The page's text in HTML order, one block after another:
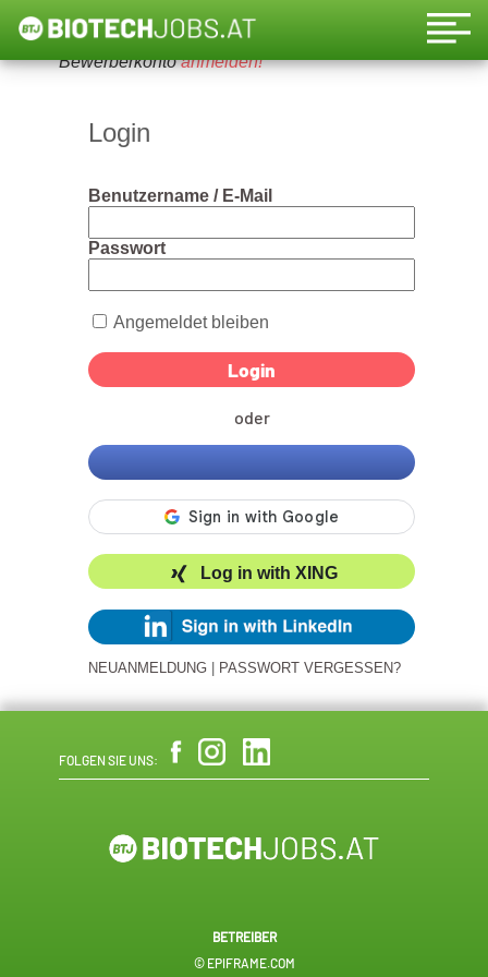
Um diese Funktion nutzen zu können, bitte ein
Bewerberkontoanmelden!
Login
Benutzername / E-Mail
Passwort
Angemeldet bleiben
oder
Log in with XING
NEUANMELDUNG PASSWORT VERGESSEN?
FOLGEN SIE UNS:
BETREIBER
© EPIFRAME.COM